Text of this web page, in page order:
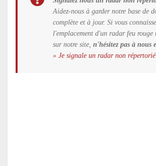
Aidez-nous à garder notre base de
complète et à jour. Si vous
l'emplacement d'un radar feu rouge
sur notre site, n'hésitez pas à nous
» Je signale un radar non répertorié